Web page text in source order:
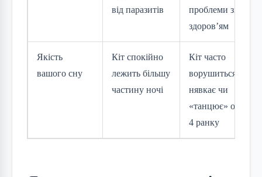
від паразитів
проблеми зі
здоров’ям
Якість
вашого сну
Кіт спокійно
лежить більшу
частину ночі
Кіт часто
ворушиться,
нявкає чи
«танцює» о
4 ранку